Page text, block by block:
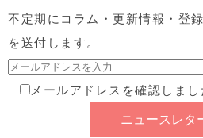
不定期にコラム・更新情報・登
を送付します。
メールアドレスを確認しまし